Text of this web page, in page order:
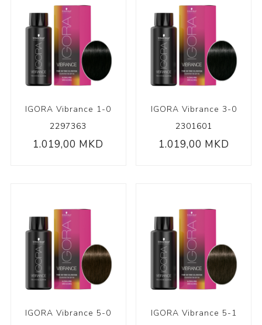
IGORA Vibrance 1-0
2297363
1.019,00 MKD
IGORA Vibrance 3-0
2301601
1.019,00 MKD
IGORA Vibrance 5-0
IGORA Vibrance 5-1